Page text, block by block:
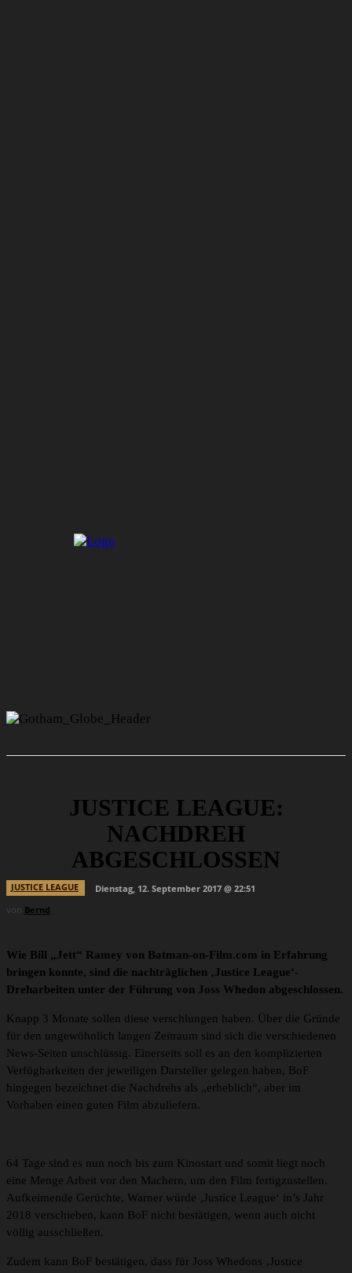
JUSTICE LEAGUE:
NACHDREH
ABGESCHLOSSEN
JUSTICE LEAGUE
Dienstag, 12. September 2017 @ 22:51
von Bernd
Wie Bill „Jett“ Ramey von Batman-on-Film.com in Erfahrung
bringen konnte, sind die nachträglichen ‚Justice League‘-
Dreharbeiten unter der Führung von Joss Whedon abgeschlossen.
Knapp 3 Monate sollen diese verschlungen haben. Über die Gründe
für den ungewöhnlich langen Zeitraum sind sich die verschiedenen
News-Seiten unschlüssig. Einerseits soll es an den komplizierten
Verfügbarkeiten der jeweiligen Darsteller gelegen haben, BoF
hingegen bezeichnet die Nachdrehs als „erheblich“, aber im
Vorhaben einen guten Film abzuliefern.
64 Tage sind es nun noch bis zum Kinostart und somit liegt noch
eine Menge Arbeit vor den Machern, um den Film fertigzustellen.
Aufkeimende Gerüchte, Warner würde ‚Justice League‘ in’s Jahr
2018 verschieben, kann BoF nicht bestätigen, wenn auch nicht
völlig ausschließen.
Zudem kann BoF bestätigen, dass für Joss Whedons ‚Justice